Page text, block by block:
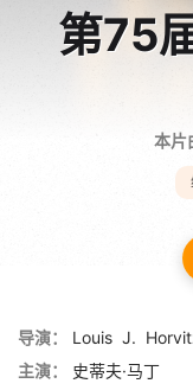
第75
本片
导演： Louis J.
主演：
史蒂夫·马丁